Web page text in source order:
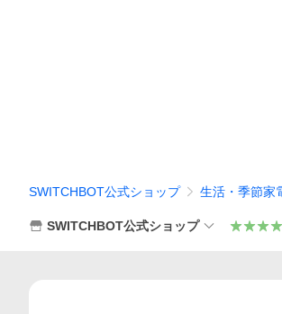
SWITCHBOT公式ショップ 生活・季節家
SWITCHBOT公式ショップ